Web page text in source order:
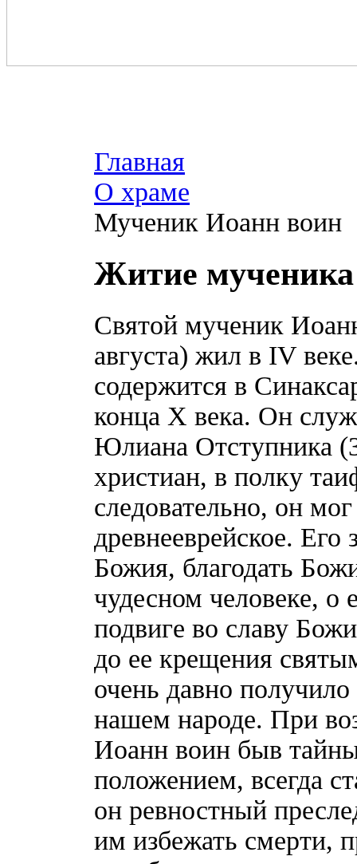
Главная
О храме
Мученик Иоанн воин
Житие
Святой мученик
августа) жил в IV
содержится в
конца X века. Он
Юлиана Отступника
христиан, в полку
следовательно, он
древнееврейское.
Божия, благодать
чудесном человеке, о
подвиге во славу
до ее крещения
очень давно
нашем народе. При
Иоанн воин быв
положением, всегда
он ревностный
им избежать смерти,